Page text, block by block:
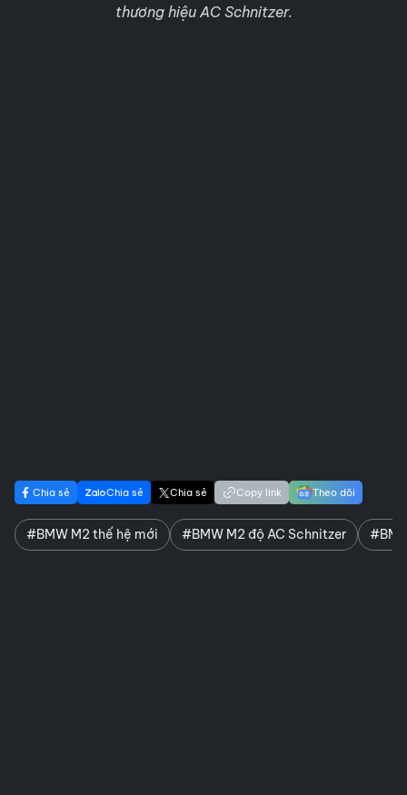
thương hiệu AC Schnitzer.
Chia sẻ Chia sẻ Chia sẻ Copy link Theo dõi
#BMW M2 thế hệ mới #BMW M2 độ AC Schnitzer